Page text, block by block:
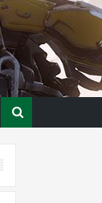
Edition